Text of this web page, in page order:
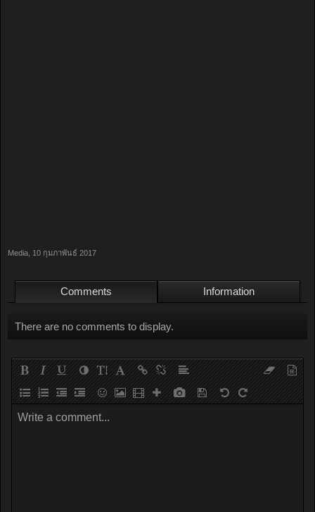
Media 10 กุมภาพันธ์ 2017
Comments Information
There are no comments to display.
Write a comment...